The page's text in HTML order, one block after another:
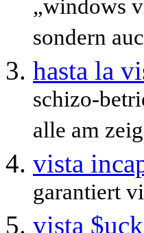
„windows
sondern
hasta la
schizo-
alle am
vista
garantiert
vista